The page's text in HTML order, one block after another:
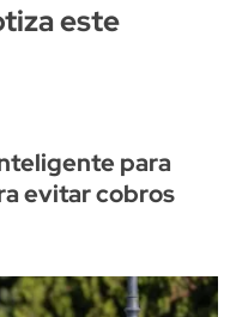
este
para
evitar cobros